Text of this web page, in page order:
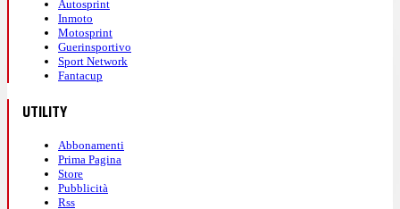
Autosprint
Inmoto
Motosprint
Guerinsportivo
Sport Network
Fantacup
UTILITY
Abbonamenti
Prima Pagina
Store
Pubblicità
Rss